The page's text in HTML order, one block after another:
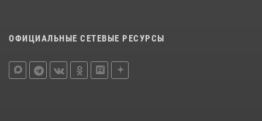
ОФИЦИАЛЬНЫЕ СЕТЕВЫЕ РЕСУРСЫ